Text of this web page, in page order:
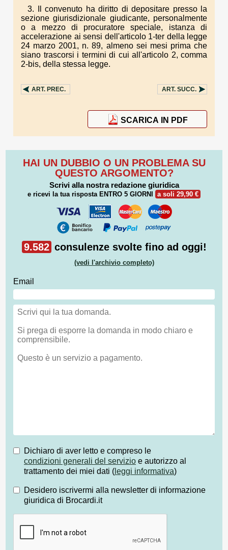
3. Il convenuto ha diritto di depositare presso la
sezione giurisdizionale giudicante, personalmente
o a mezzo di procuratore speciale, istanza di
accelerazione ai sensi dell'articolo 1-ter della legge
24 marzo 2001, n. 89, almeno sei mesi prima che
siano trascorsi i termini di cui all'articolo 2, comma
2-bis, della stessa legge.
ART. PREC. ART. SUCC.
SCARICA IN PDF
HAI UN DUBBIO O UN PROBLEMA SU
QUESTO ARGOMENTO?
Scrivi alla nostra redazione giuridica
e ricevi la tua risposta ENTRO 5 GIORNI a soli 29,90 €
9.582 consulenze svolte fino ad oggi!
(vedi l'archivio completo)
Email
Dichiaro di aver letto e compreso le
condizioni generali del servizio e autorizzo al
trattamento dei miei dati ( leggi informativa)
Desidero iscrivermi alla newsletter di informazione
giuridica di Brocardi.it